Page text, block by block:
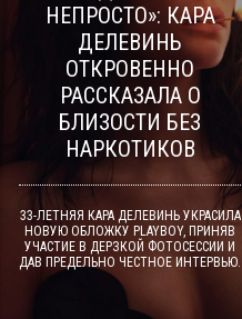
НЕПРОСТО»: КАРА
ДЕЛЕВИНЬ
ОТКРОВЕННО
РАССКАЗАЛА О
БЛИЗОСТИ БЕЗ
НАРКОТИКОВ
33-ЛЕТНЯЯ КАРА ДЕЛЕВИНЬ УКРАСИЛА
НОВУЮ ОБЛОЖКУ PLAYBOY, ПРИНЯВ
УЧАСТИЕ В ДЕРЗКОЙ ФОТОСЕССИИ И
ДАВ ПРЕДЕЛЬНО ЧЕСТНОЕ ИНТЕРВЬЮ.